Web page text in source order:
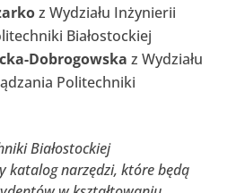
z Wydziału Inżynierii
Białostockiej
Dobrogowska z Wydziału
Politechniki
Białostockiej
katalog narzędzi, które będą